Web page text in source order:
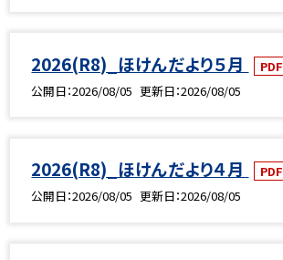
2026(R8)_ほけんだより５月 PDF
公開日 2026/08/05 更新日 2026/08/05
2026(R8)_ほけんだより４月 PDF
公開日 2026/08/05 更新日 2026/08/05